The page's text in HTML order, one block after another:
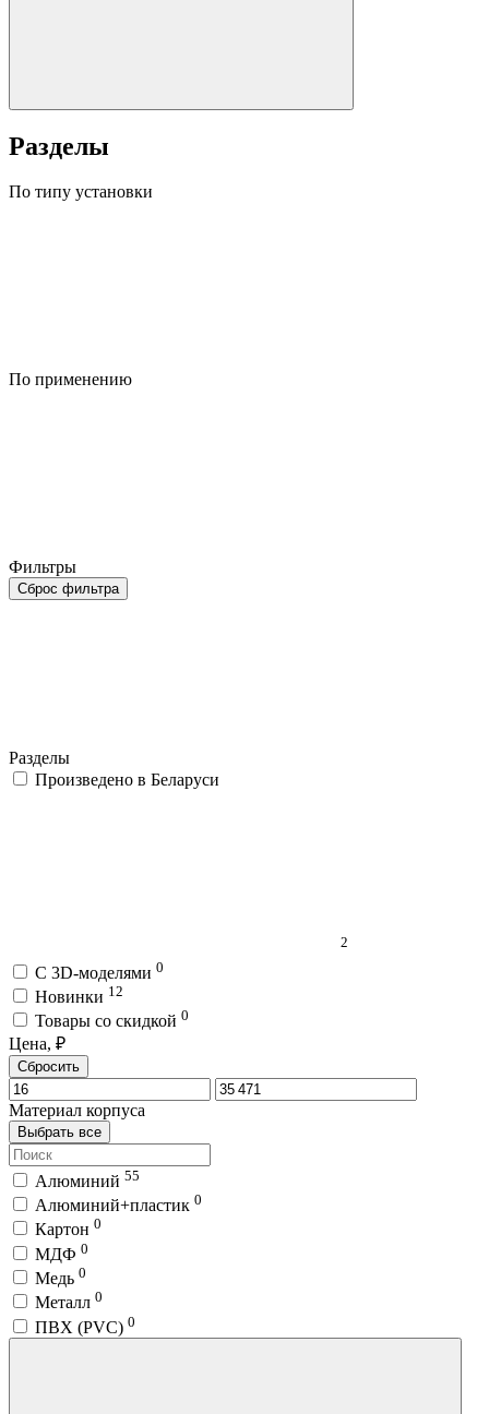
Разделы
По типу установки
По применению
Фильтры
Сброс фильтра
Разделы
Произведено в Беларуси
2
C 3D-моделями 0
Новинки 12
Товары со скидкой 0
Цена, ₽
Сбросить
Материал корпуса
Выбрать все
Алюминий 55
Алюминий+пластик 0
Картон 0
МДФ 0
Медь 0
Металл 0
ПВХ (PVC) 0